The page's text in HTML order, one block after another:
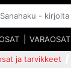
VARAOSAT
ja tarvikkeet